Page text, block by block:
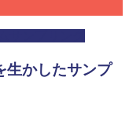
生かしたサンプ